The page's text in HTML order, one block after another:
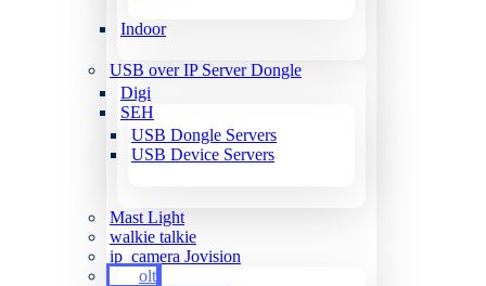
Indoor
USB over IP Server Dongle
Digi
SEH
USB Dongle Servers
USB Device Servers
Mast Light
walkie talkie
ip_camera Jovision
olt